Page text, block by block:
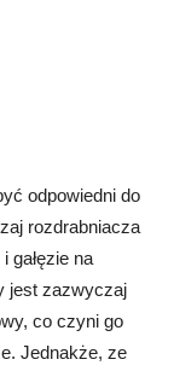
odpowiedni do
rozdrabniacza
gałęzie na
jest zazwyczaj
co czyni go
Jednakże, ze